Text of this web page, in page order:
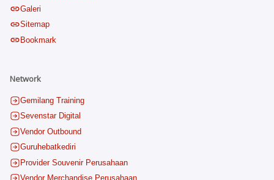
Galeri
Sitemap
Bookmark
Network
Gemilang Training
Sevenstar Digital
Vendor Outbound
Guruhebatkediri
Provider Souvenir Perusahaan
Vendor Merchandise Perusahaan